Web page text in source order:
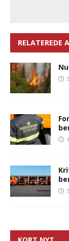
RELATEREDE